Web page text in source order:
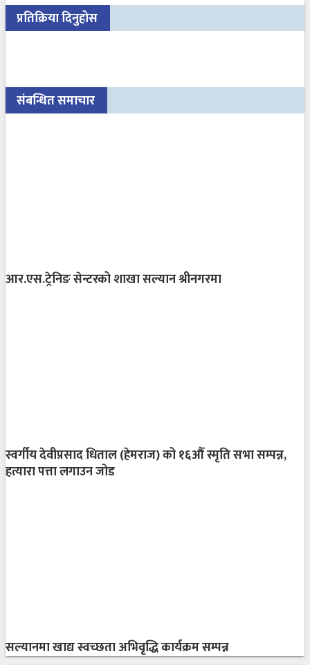
प्रतिक्रिया दिनुहोस
संबन्धित समाचार
आर.एस.ट्रेनिङ सेन्टरको शाखा सल्यान श्रीनगरमा
स्वर्गीय देवीप्रसाद धिताल (हेमराज) को १६औँ स्मृति सभा सम्पन्न,
हत्यारा पत्ता लगाउन जोड
सल्यानमा खाद्य स्वच्छता अभिवृद्धि कार्यक्रम सम्पन्न